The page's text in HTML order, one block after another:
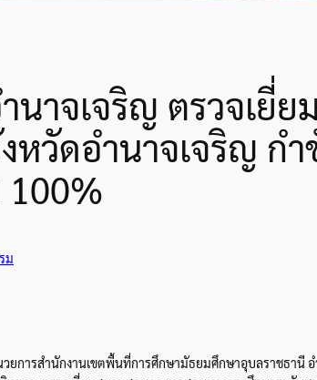
าจเจริญ ตรวจเยี่
วัดอำนาจเจริญ กำ
ม
การสำนักงานเขตพื้นที่การศึกษามัธยมศึกษาอุบลราชธานี